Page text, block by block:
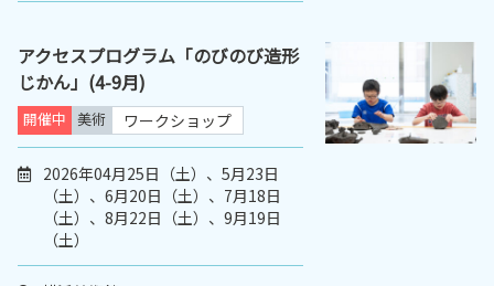
アクセスプログラム「のびのび造形
じかん」(4-9月)
開催中 美術 ワークショップ
2026年04月25日（土）、5月23日
（土）、6月20日（土）、7月18日
（土）、8月22日（土）、9月19日
（土）